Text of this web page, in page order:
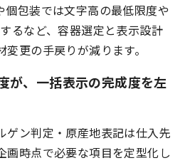
個包装では文字高の最低限度や
るなど、容器選定と表示設計
更の手戻りが減ります。
が、一括表示の完成度を左
ゲン判定・原産地表記は仕入先
画時点で必要な項目を定型化し